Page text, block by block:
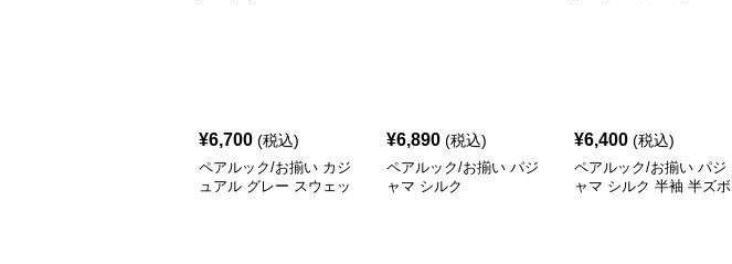
¥6,700 (税込)
ペアルック/お揃い カジ
ュアル グレー スウェッ
¥6,890 (税込)
ペアルック/お揃い パジ
ャマ シルク
¥6,400 (税込)
ペアルック/お揃い パジ
ャマ シルク 半袖 半ズボ